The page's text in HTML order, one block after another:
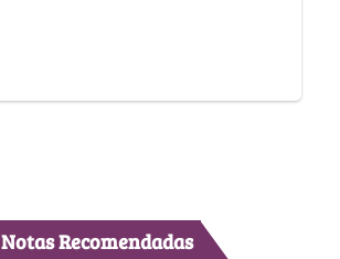
Notas Recomendadas